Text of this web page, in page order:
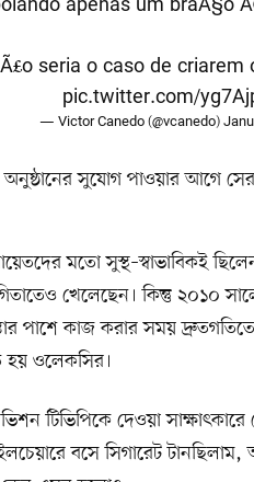
seria o caso de criarem
pic.twitter.com/
— Victor Canedo (@vcanedo)
অনুষ্ঠানের সুযোগ পাওয়ার আগে
মতো সুস্থ–স্বাভাবিকই
খেলেছেন। কিন্তু ২০১০
পাশে কাজ করার সময় দ্রুতগতিতে
হয় ওলেকসির।
টিভিপিকে দেওয়া
বসে সিগারেট টানছিলাম,